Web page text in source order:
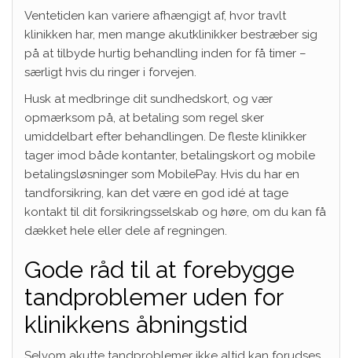
Ventetiden kan variere afhængigt af, hvor travlt
klinikken har, men mange akutklinikker bestræber sig
på at tilbyde hurtig behandling inden for få timer –
særligt hvis du ringer i forvejen.
Husk at medbringe dit sundhedskort, og vær
opmærksom på, at betaling som regel sker
umiddelbart efter behandlingen. De fleste klinikker
tager imod både kontanter, betalingskort og mobile
betalingsløsninger som MobilePay. Hvis du har en
tandforsikring, kan det være en god idé at tage
kontakt til dit forsikringsselskab og høre, om du kan få
dækket hele eller dele af regningen.
Gode råd til at forebygge
tandproblemer uden for
klinikkens åbningstid